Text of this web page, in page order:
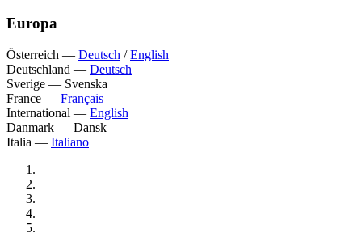
Europa
Österreich — Deutsch /English
Deutschland — Deutsch
Sverige — Svenska
France — Français
International — English
Danmark — Dansk
Italia — Italiano